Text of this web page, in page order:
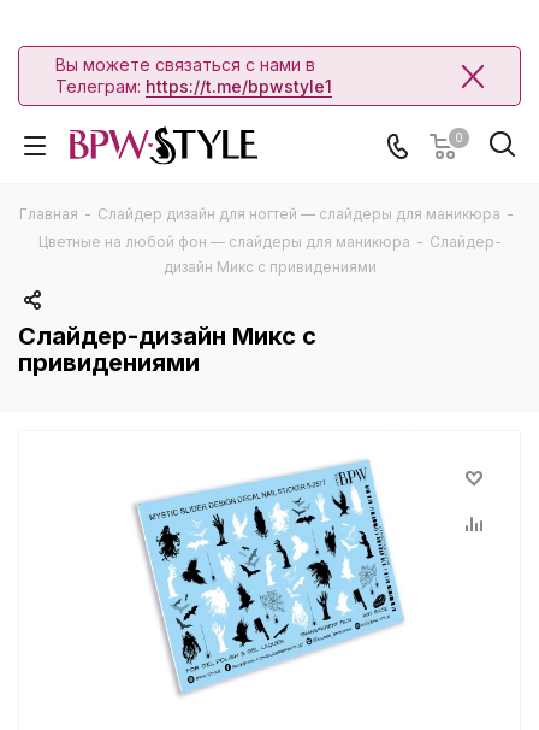
Вы можете связаться с нами в
Телеграм: https://t.me/bpwstyle1
0
Главная - Слайдер дизайн для ногтей — слайдеры для маникюра -
Цветные на любой фон — слайдеры для маникюра - Слайдер-
дизайн Микс с привидениями
Слайдер-дизайн Микс с
привидениями